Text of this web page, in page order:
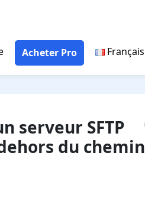
Acheter Pro Français
serveur SFTP
du chemin